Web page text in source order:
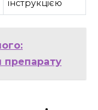
інструкцією
препарату